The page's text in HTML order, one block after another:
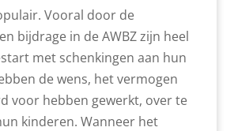
Vooral door de
bijdrage in de AWBZ zijn heel
met schenkingen aan hun
de wens, het vermogen
voor hebben gewerkt, over te
kinderen. Wanneer het